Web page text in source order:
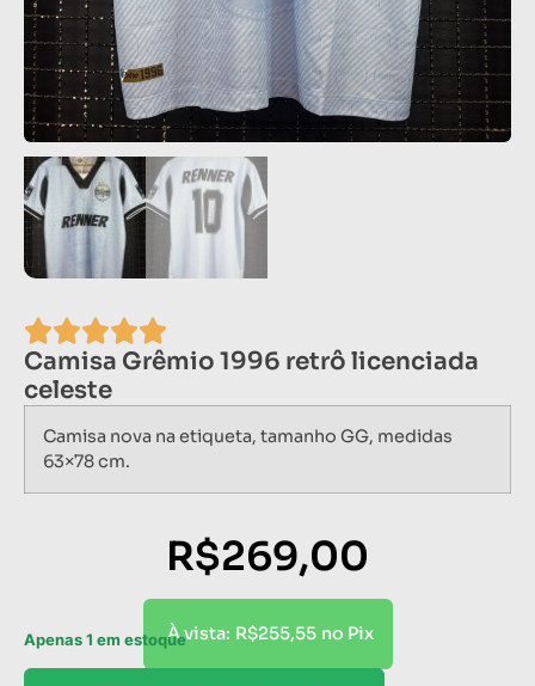
Camisa Grêmio 1996 retrô licenciada
celeste
Camisa nova na etiqueta, tamanho GG, medidas
63×78 cm.
R$269,00
À vista: R$255,55 no Pix
Apenas 1 em estoque